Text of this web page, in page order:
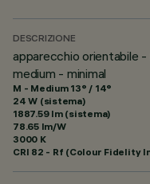
DESCRIZIONE
apparecchio orientabile
medium - minimal
M - Medium 13° / 14°
24 W (sistema)
1887.59 lm (sistema)
78.65 lm/W
3000 K
CRI 82 - Rf (Colour Fidelity